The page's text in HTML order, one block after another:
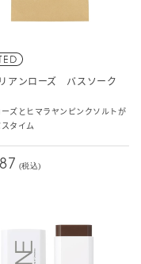
アンローズ バスソーク
ズとヒマラヤンピンクソルトが
タイム
(税込)